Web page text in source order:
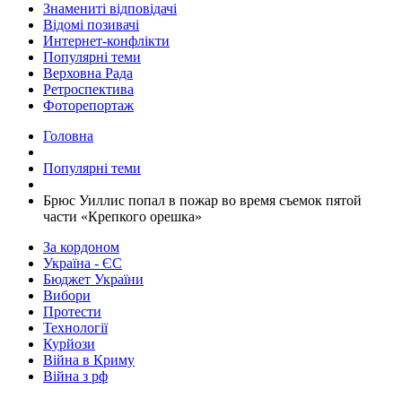
Знамениті відповідачі
Відомі позивачі
Интернет-конфлікти
Популярні теми
Верховна Рада
Ретроспектива
Фоторепортаж
Головна
Популярні теми
Брюс Уиллис попал в пожар во время съемок пятой
части «Крепкого орешка»
За кордоном
Україна - ЄС
Бюджет України
Вибори
Протести
Технології
Курйози
Війна в Криму
Війна з рф